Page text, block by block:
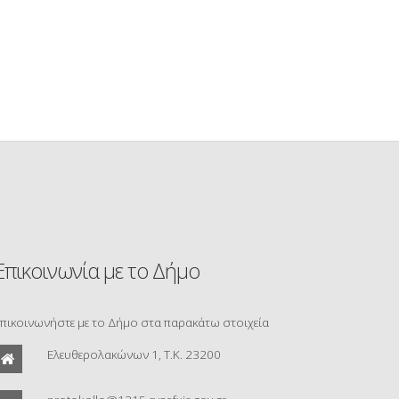
με το Δήμο
με το Δήμο στα παρακάτω στοιχεία
Ελευθερολακώνων 1, Τ.Κ. 23200